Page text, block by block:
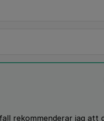
rekommenderar jag att